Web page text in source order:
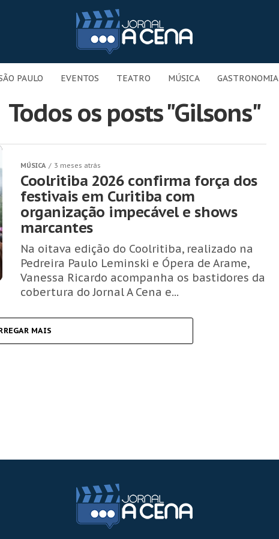
PAULO EVENTOS TEATRO MÚSICA GASTRONOMIA
Todos os posts "Gilsons"
MÚSICA 3 meses atrás
Coolritiba 2026 confirma força dos
festivais em Curitiba com
organização impecável e shows
marcantes
Na oitava edição do Coolritiba, realizado na
Pedreira Paulo Leminski e Ópera de Arame,
Vanessa Ricardo acompanha os bastidores da
cobertura do Jornal A Cena e...
MAIS